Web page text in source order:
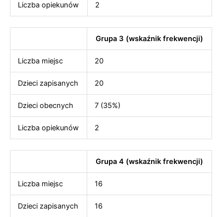
Liczba opiekunów 2
Grupa 3 (wskaźnik frekwencji)
Liczba miejsc 20
Dzieci zapisanych 20
Dzieci obecnych 7 (35%)
Liczba opiekunów 2
Grupa 4 (wskaźnik frekwencji)
Liczba miejsc 16
Dzieci zapisanych 16